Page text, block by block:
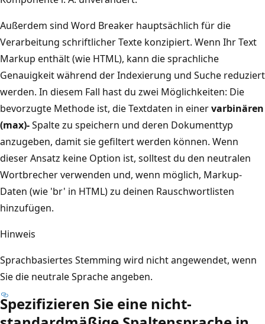
Außerdem sind Word Breaker hauptsächlich für die
Verarbeitung schriftlicher Texte konzipiert. Wenn Ihr Text
Markup enthält (wie HTML), kann die sprachliche
Genauigkeit während der Indexierung und Suche reduziert
werden. In diesem Fall hast du zwei Möglichkeiten: Die
bevorzugte Methode ist, die Textdaten in einervarbinären
(max)-Spalte zu speichern und deren Dokumenttyp
anzugeben, damit sie gefiltert werden können. Wenn
dieser Ansatz keine Option ist, solltest du den neutralen
Wortbrecher verwenden und, wenn möglich, Markup-
Daten (wie 'br' in HTML) zu deinen Rauschwortlisten
hinzufügen.
Hinweis
Sprachbasiertes Stemming wird nicht angewendet, wenn
Sie die neutrale Sprache angeben.
Spezifizieren Sie eine nicht-